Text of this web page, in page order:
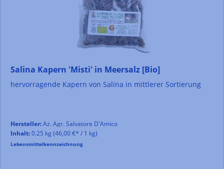
Salina Kapern 'Misti' in Meersalz [Bio]
hervorragende Kapern von Salina in mittlerer Sortierung
Hersteller:Az. Agr. Salvatore D'Amico
Inhalt:0.25 kg (46,00 €* / 1 kg)
Lebensmittelkennzeichnung